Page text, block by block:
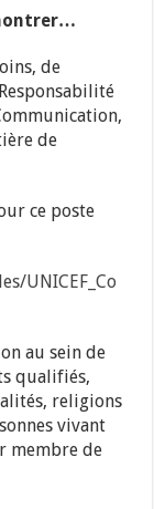
de
de
ce poste
UNICEF_Co
au sein de
qualifiés,
religions
vivant
membre de